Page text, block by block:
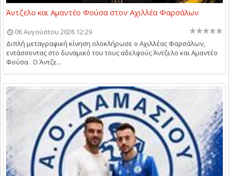
Άντζελο και Αμαντέο Φούσα στον Αχιλλέα Φαρσάλων
06 Αυγούστου 2026 12:29
Διπλή μεταγραφική κίνηση ολοκλήρωσε ο Αχιλλέας Φαρσάλων,
εντάσσοντας στο δυναμικό του τους αδελφούς Άντζελο και Αμαντέο
Φούσα . Ο Άντζε...